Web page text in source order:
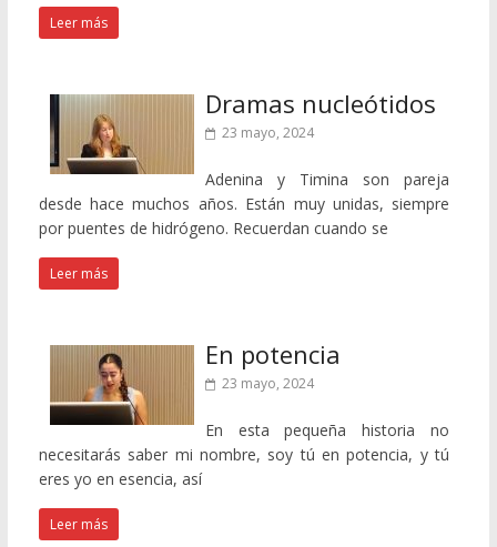
Leer más
Dramas nucleótidos
23 mayo, 2024
Adenina y Timina son pareja
desde hace muchos años. Están muy unidas, siempre
por puentes de hidrógeno. Recuerdan cuando se
Leer más
En potencia
23 mayo, 2024
En esta pequeña historia no
necesitarás saber mi nombre, soy tú en potencia, y tú
eres yo en esencia, así
Leer más